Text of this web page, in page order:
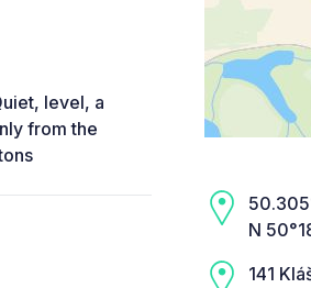
level, a
from the
N
141